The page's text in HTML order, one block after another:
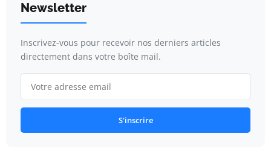
Newsletter
Inscrivez-vous pour recevoir nos derniers articles
directement dans votre boîte mail.
S'inscrire